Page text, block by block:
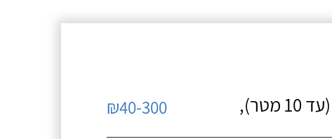
תיקוני איטום, סדקים רחבים - מעל 0.5 מ"מ (עד 10 מטר),
₪40-300